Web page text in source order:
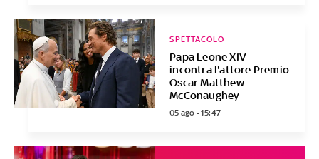
Papa Leone XIV
incontra l'attore Premio
Oscar Matthew
McConaughey
SPETTACOLO
05 ago - 15:47